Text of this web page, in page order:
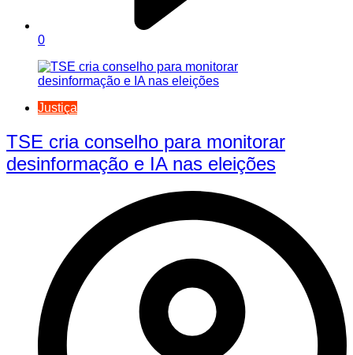
0
Justiça
TSE cria conselho para monitorar
desinformação e IA nas eleições